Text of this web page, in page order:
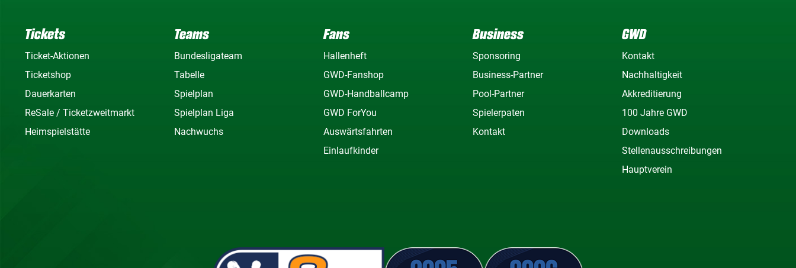
Tickets
Ticket-Aktionen
Ticketshop
Dauerkarten
ReSale / Ticketzweitmarkt
Heimspielstätte
Teams
Bundesligateam
Tabelle
Spielplan
Spielplan Liga
Nachwuchs
Fans
Hallenheft
GWD-Fanshop
GWD-Handballcamp
GWD ForYou
Auswärtsfahrten
Einlaufkinder
Business
Sponsoring
Business-Partner
Pool-Partner
Spielerpaten
Kontakt
GWD
Kontakt
Nachhaltigkeit
Akkreditierung
100 Jahre GWD
Downloads
Stellenausschreibungen
Hauptverein